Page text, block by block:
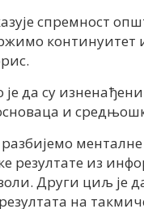
спремност
континуитет
је да су
и
резултате из
Други циљ је
на